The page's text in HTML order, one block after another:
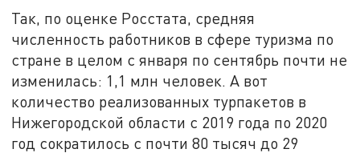
Так, по оценке Росстата, средняя
численность работников в сфере туризма по
стране в целом с января по сентябрь почти не
изменилась: 1,1 млн человек. А вот
количество реализованных турпакетов в
Нижегородской области с 2019 года по 2020
год сократилось с почти 80 тысяч до 29